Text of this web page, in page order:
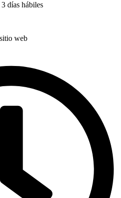
días hábiles
web